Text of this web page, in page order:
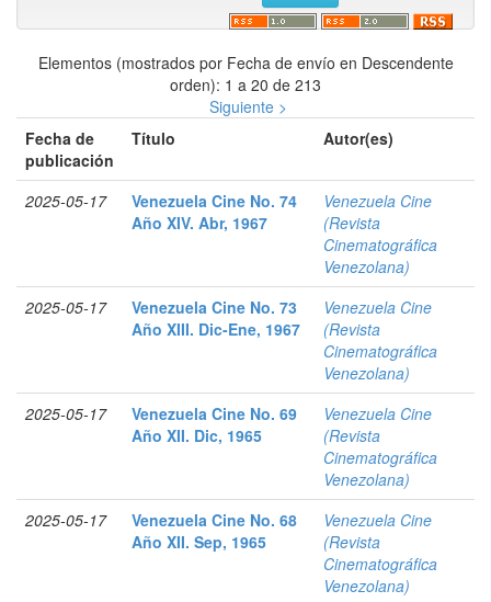
Elementos (mostrados por Fecha de envío en Descendente
orden): 1 a 20 de 213
Siguiente >
Fecha de
publicación
Título Autor(es)
2025-05-17
Venezuela Cine No. 74
Año XIV. Abr, 1967
Venezuela Cine
(Revista
Cinematográfica
Venezolana)
2025-05-17
Venezuela Cine No. 73
Año XIII. Dic-Ene, 1967
Venezuela Cine
(Revista
Cinematográfica
Venezolana)
2025-05-17
Venezuela Cine No. 69
Año XII. Dic, 1965
Venezuela Cine
(Revista
Cinematográfica
Venezolana)
2025-05-17
Venezuela Cine No. 68
Año XII. Sep, 1965
Venezuela Cine
(Revista
Cinematográfica
Venezolana)